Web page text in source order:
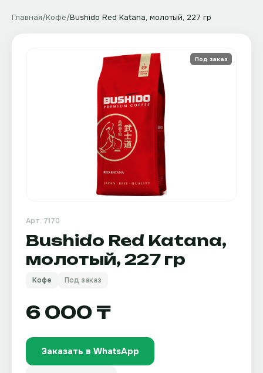
Главная/Кофе/Bushido Red Katana, молотый, 227 гр
Под заказ
Арт. 7170
Bushido Red Katana,
молотый, 227 гр
Кофе Под заказ
6 000 ₸
Заказать в WhatsApp